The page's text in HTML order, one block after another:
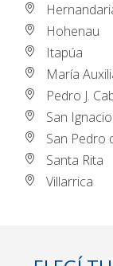
Hohenau
Itapúa
María
Pedro J.
San Ignacio
San Pedro
Santa Rita
Villarrica